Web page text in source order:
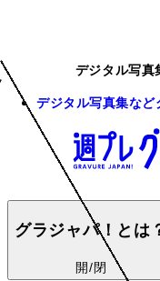
デジタル写真
デジタル写真集な
グラジャパ！とは
開/閉